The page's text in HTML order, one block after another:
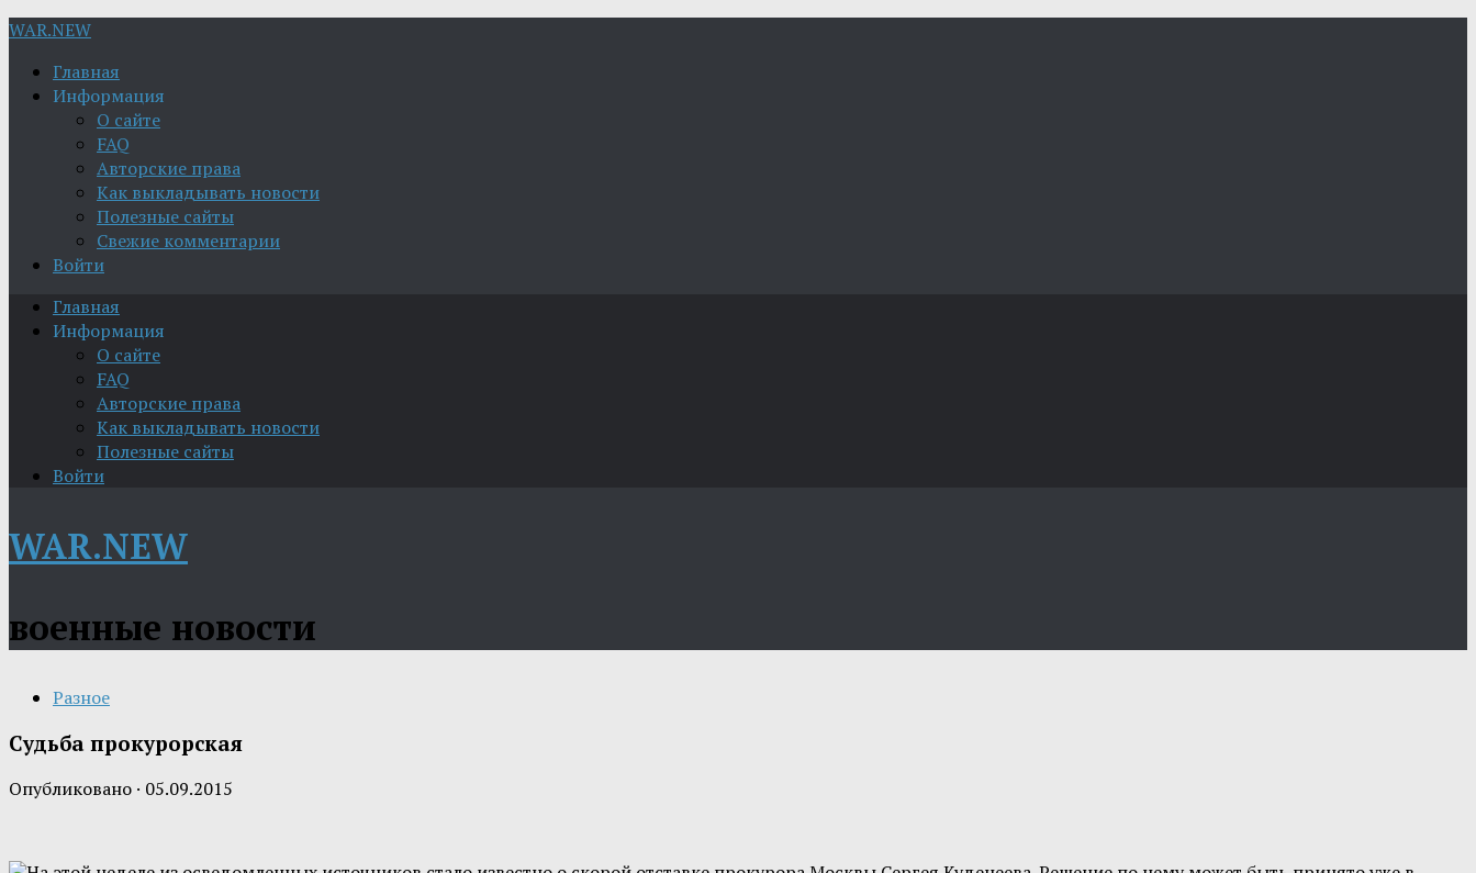
WAR.NEW
Главная
Информация
О сайте
FAQ
Авторские права
Как выкладывать новости
Полезные сайты
Свежие комментарии
Войти
Главная
Информация
О сайте
FAQ
Авторские права
Как выкладывать новости
Полезные сайты
Войти
WAR.NEW
военные новости
Разное
Судьба прокурорская
Опубликовано · 05.09.2015